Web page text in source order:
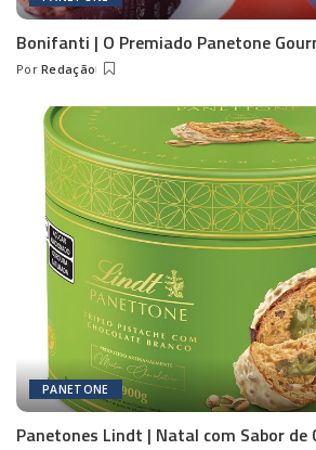
Bonifanti | O Premiado Panetone
Posted
Por Redação
PANETONE
Panetones Lindt | Natal com Sabor de